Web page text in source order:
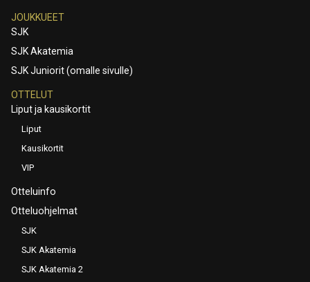
JOUKKUEET
SJK
SJK Akatemia
SJK Juniorit (omalle sivulle)
OTTELUT
Liput ja kausikortit
Liput
Kausikortit
VIP
Otteluinfo
Otteluohjelmat
SJK
SJK Akatemia
SJK Akatemia 2